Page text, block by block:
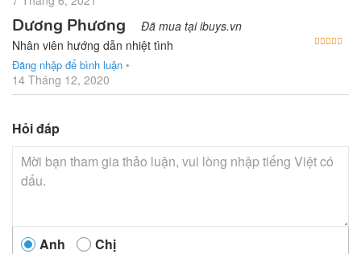
Dương Phương Đã mua tại ibuys.vn
Nhân viên hướng dẫn nhiệt tình
Đăng nhập để bình luận •
14 Tháng 12, 2020
Hỏi đáp
Anh Chị